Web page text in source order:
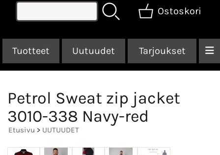
Ostoskori
Tuotteet Uutuudet Tarjoukset
Petrol Sweat zip jacket
3010-338 Navy-red
Etusivu > UUTUUDET